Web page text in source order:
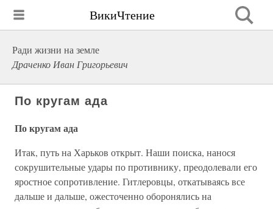
ВикиЧтение
Ради жизни на земле
Драченко Иван Григорьевич
По кругам ада
По кругам ада
Итак, путь на Харьков открыт. Наши поиска, нанося
сокрушительные удары по противнику, преодолевали его
яростное сопротивление. Гитлеровцы, откатываясь все
дальше и дальше, ожесточенно оборонялись на